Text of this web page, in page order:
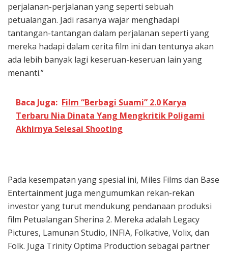
perjalanan-perjalanan yang seperti sebuah
petualangan. Jadi rasanya wajar menghadapi
tantangan-tantangan dalam perjalanan seperti yang
mereka hadapi dalam cerita film ini dan tentunya akan
ada lebih banyak lagi keseruan-keseruan lain yang
menanti.”
Baca Juga: Film “Berbagi Suami” 2.0 Karya
Terbaru Nia Dinata Yang Mengkritik Poligami
Akhirnya Selesai Shooting
Pada kesempatan yang spesial ini, Miles Films dan Base
Entertainment juga mengumumkan rekan-rekan
investor yang turut mendukung pendanaan produksi
film Petualangan Sherina 2. Mereka adalah Legacy
Pictures, Lamunan Studio, INFIA, Folkative, Volix, dan
Folk. Juga Trinity Optima Production sebagai partner